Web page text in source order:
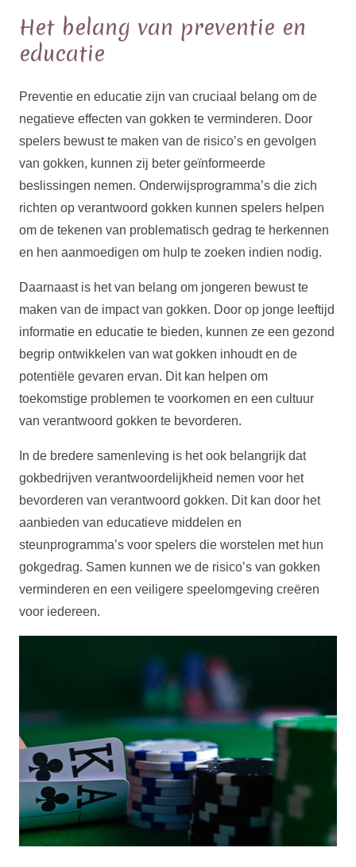
Het belang van preventie en
educatie
Preventie en educatie zijn van cruciaal belang om de
negatieve effecten van gokken te verminderen. Door
spelers bewust te maken van de risico’s en gevolgen
van gokken, kunnen zij beter geïnformeerde
beslissingen nemen. Onderwijsprogramma’s die zich
richten op verantwoord gokken kunnen spelers helpen
om de tekenen van problematisch gedrag te herkennen
en hen aanmoedigen om hulp te zoeken indien nodig.
Daarnaast is het van belang om jongeren bewust te
maken van de impact van gokken. Door op jonge leeftijd
informatie en educatie te bieden, kunnen ze een gezond
begrip ontwikkelen van wat gokken inhoudt en de
potentiële gevaren ervan. Dit kan helpen om
toekomstige problemen te voorkomen en een cultuur
van verantwoord gokken te bevorderen.
In de bredere samenleving is het ook belangrijk dat
gokbedrijven verantwoordelijkheid nemen voor het
bevorderen van verantwoord gokken. Dit kan door het
aanbieden van educatieve middelen en
steunprogramma’s voor spelers die worstelen met hun
gokgedrag. Samen kunnen we de risico’s van gokken
verminderen en een veiligere speelomgeving creëren
voor iedereen.